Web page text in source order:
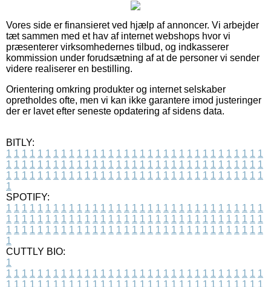
Vores side er finansieret ved hjælp af annoncer. Vi arbejder
tæt sammen med et hav af internet webshops hvor vi
præsenterer virksomhedernes tilbud, og indkasserer
kommission under forudsætning af at de personer vi sender
videre realiserer en bestilling.
Orientering omkring produkter og internet selskaber
opretholdes ofte, men vi kan ikke garantere imod justeringer
der er lavet efter seneste opdatering af sidens data.
BITLY:
1 1 1 1 1 1 1 1 1 1 1 1 1 1 1 1 1 1 1 1 1 1 1 1 1 1 1 1 1 1 1 1 1
1 1 1 1 1 1 1 1 1 1 1 1 1 1 1 1 1 1 1 1 1 1 1 1 1 1 1 1 1 1 1 1 1
1 1 1 1 1 1 1 1 1 1 1 1 1 1 1 1 1 1 1 1 1 1 1 1 1 1 1 1 1 1 1 1 1
1
SPOTIFY:
1 1 1 1 1 1 1 1 1 1 1 1 1 1 1 1 1 1 1 1 1 1 1 1 1 1 1 1 1 1 1 1 1
1 1 1 1 1 1 1 1 1 1 1 1 1 1 1 1 1 1 1 1 1 1 1 1 1 1 1 1 1 1 1 1 1
1 1 1 1 1 1 1 1 1 1 1 1 1 1 1 1 1 1 1 1 1 1 1 1 1 1 1 1 1 1 1 1 1
1
CUTTLY BIO:
1
1 1 1 1 1 1 1 1 1 1 1 1 1 1 1 1 1 1 1 1 1 1 1 1 1 1 1 1 1 1 1 1 1
1 1 1 1 1 1 1 1 1 1 1 1 1 1 1 1 1 1 1 1 1 1 1 1 1 1 1 1 1 1 1 1 1